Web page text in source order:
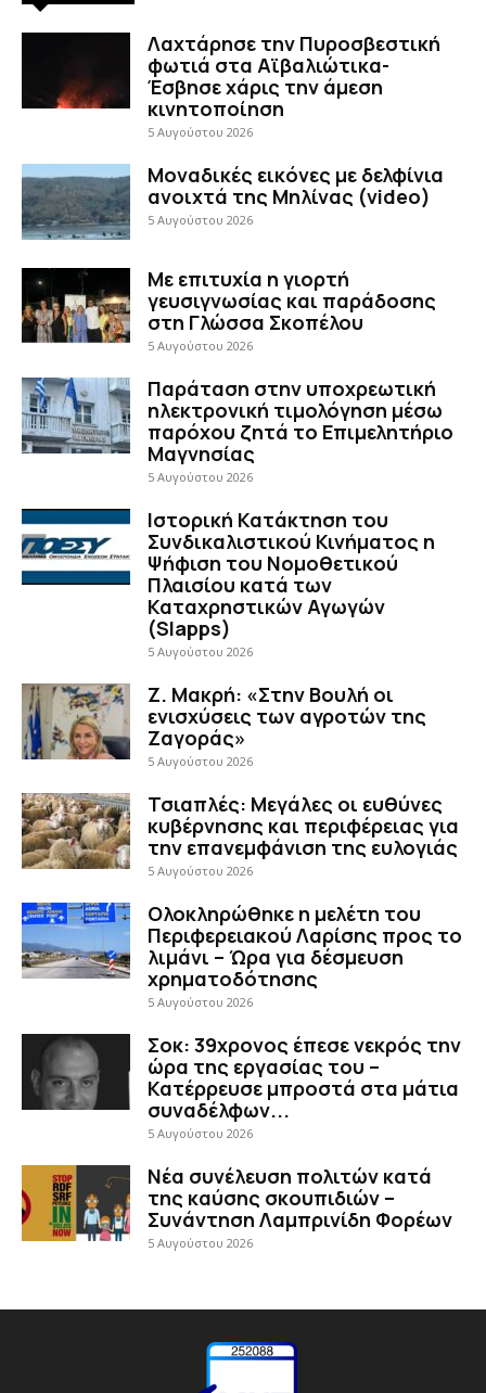
Λαχτάρησε την Πυροσβεστική
φωτιά στα Αϊβαλιώτικα-
Έσβησε χάρις την άμεση
κινητοποίηση
5 Αυγούστου 2026
Μοναδικές εικόνες με δελφίνια
ανοιχτά της Μηλίνας (video)
5 Αυγούστου 2026
Με επιτυχία η γιορτή
γευσιγνωσίας και παράδοσης
στη Γλώσσα Σκοπέλου
5 Αυγούστου 2026
Παράταση στην υποχρεωτική
ηλεκτρονική τιμολόγηση μέσω
παρόχου ζητά το Επιμελητήριο
Μαγνησίας
5 Αυγούστου 2026
Ιστορική Κατάκτηση του
Συνδικαλιστικού Κινήματος η
Ψήφιση του Νομοθετικού
Πλαισίου κατά των
Καταχρηστικών Αγωγών
(Slapps)
5 Αυγούστου 2026
Ζ. Μακρή: «Στην Βουλή οι
ενισχύσεις των αγροτών της
Ζαγοράς»
5 Αυγούστου 2026
Τσιαπλές: Μεγάλες οι ευθύνες
κυβέρνησης και περιφέρειας για
την επανεμφάνιση της ευλογιάς
5 Αυγούστου 2026
Ολοκληρώθηκε η μελέτη του
Περιφερειακού Λαρίσης προς το
λιμάνι – Ώρα για δέσμευση
χρηματοδότησης
5 Αυγούστου 2026
Σοκ: 39χρονος έπεσε νεκρός την
ώρα της εργασίας του –
Κατέρρευσε μπροστά στα μάτια
συναδέλφων...
5 Αυγούστου 2026
Νέα συνέλευση πολιτών κατά
της καύσης σκουπιδιών –
Συνάντηση Λαμπρινίδη Φορέων
5 Αυγούστου 2026